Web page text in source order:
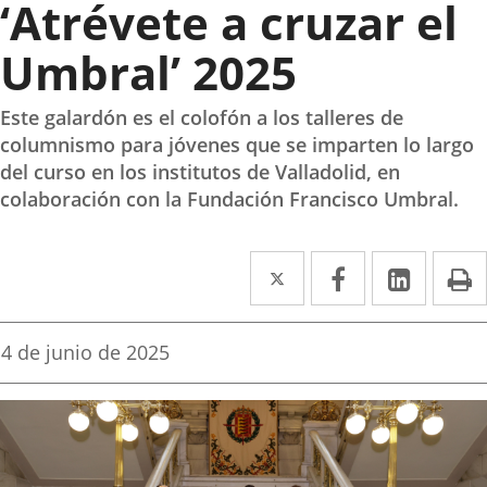
‘Atrévete a cruzar el
Umbral’ 2025
Este galardón es el colofón a los talleres de
columnismo para jóvenes que se imparten lo largo
del curso en los institutos de Valladolid, en
colaboración con la Fundación Francisco Umbral.
Twitter
Enlace
a
aplicación
externa.
Facebook
Enlace
a
aplicación
externa.
Enlace
a
Fecha
la
4 de junio de 2025